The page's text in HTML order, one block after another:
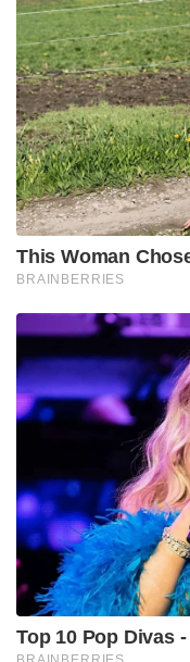
This Woman
BRAINBERRIES
Top 10 Pop Divas